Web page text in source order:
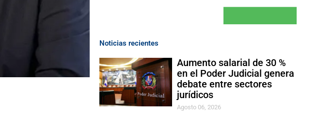
Noticias recientes
Aumento salarial de 30 %
en el Poder Judicial genera
debate entre sectores
jurídicos
Agosto 06, 2026